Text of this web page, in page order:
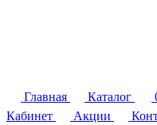
Главная Каталог
Кабинет
Акции